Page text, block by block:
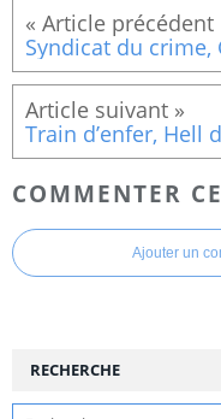
Train d’enfer, Hell
COMMENTER
Ajouter un
RECHERCHE